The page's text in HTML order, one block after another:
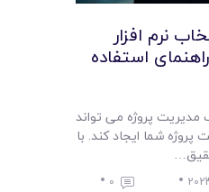
نرم افزار
استفاده
مدیریت پروژه می تواند
شما ایجاد کند. با
0